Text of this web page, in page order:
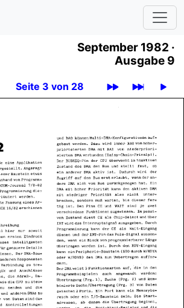
September 1982 ·
Ausgabe 9
Seite 3 von 28